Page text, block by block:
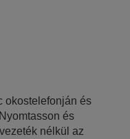
okostelefonján és
és
nélkül az